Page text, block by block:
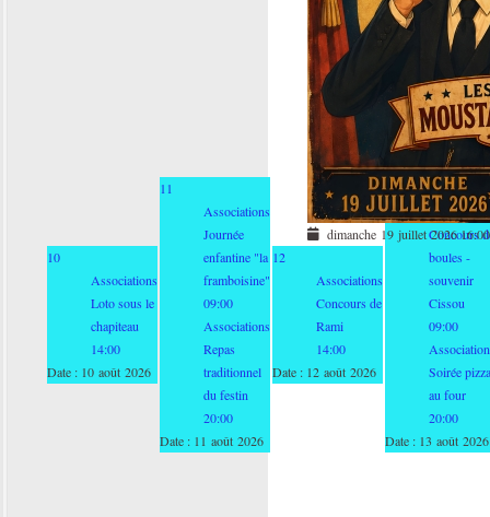
10
Associations
Loto sous le
chapiteau
14:00
Date : 10 août 2026
11
Associations
Journée
enfantine "la
framboisine"
09:00
Associations
Repas
traditionnel
du festin
20:00
Date : 11 août 2026
12
Associations
Concours de
Rami
14:00
Date : 12 août 2026
13
Associations
Concours
boules -
souvenir
Cissou
09:00
Soirée pizza
au four
20:00
Date : 13 août 2026
dimanche 19 juillet 202616:00